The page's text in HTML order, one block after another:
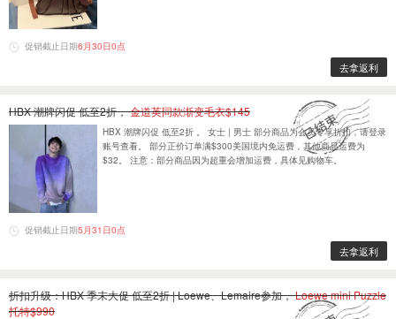
促销截止日期6月30日0点
去拿返利
HBX 潮牌闪促 低至2折，金道英同款渐变毛衣$145
HBX 潮牌闪促 低至2折 。 女士 | 男士 部分商品为会员专享折扣，请登录
账号查看。 部分正价订单满$300美国境内免运费，其他商品运费为
$32。 注意：部分商品因为超重会增加运费，具体见购物车。
促销截止日期5月31日0点
去拿返利
折扣升级：HBX 季末大促 低至2折 | Loewe、Lemaire参加，Loewe mini Puzzle
托特$990